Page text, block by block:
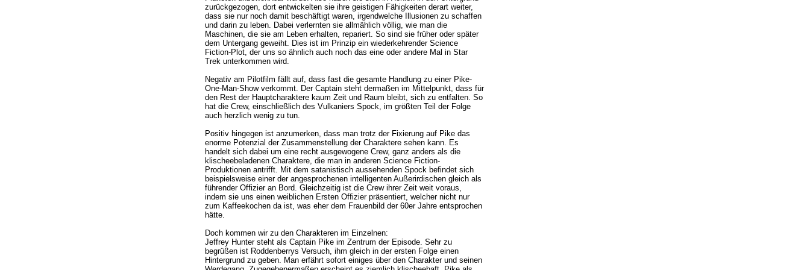
zurückgezogen, dort entwickelten sie ihre geistigen Fähigkeiten derart weiter,
dass sie nur noch damit beschäftigt waren, irgendwelche Illusionen zu schaffen
und darin zu leben. Dabei verlernten sie allmählich völlig, wie man die
Maschinen, die sie am Leben erhalten, repariert. So sind sie früher oder später
dem Untergang geweiht. Dies ist im Prinzip ein wiederkehrender Science
Fiction-Plot, der uns so ähnlich auch noch das eine oder andere Mal in Star
Trek unterkommen wird.
Negativ am Pilotfilm fällt auf, dass fast die gesamte Handlung zu einer Pike-
One-Man-Show verkommt. Der Captain steht dermaßen im Mittelpunkt, dass für
den Rest der Hauptcharaktere kaum Zeit und Raum bleibt, sich zu entfalten. So
hat die Crew, einschließlich des Vulkaniers Spock, im größten Teil der Folge
auch herzlich wenig zu tun.
Positiv hingegen ist anzumerken, dass man trotz der Fixierung auf Pike das
enorme Potenzial der Zusammenstellung der Charaktere sehen kann. Es
handelt sich dabei um eine recht ausgewogene Crew, ganz anders als die
klischeebeladenen Charaktere, die man in anderen Science Fiction-
Produktionen antrifft. Mit dem satanistisch aussehenden Spock befindet sich
beispielsweise einer der angesprochenen intelligenten Außerirdischen gleich als
führender Offizier an Bord. Gleichzeitig ist die Crew ihrer Zeit weit voraus,
indem sie uns einen weiblichen Ersten Offizier präsentiert, welcher nicht nur
zum Kaffeekochen da ist, was eher dem Frauenbild der 60er Jahre entsprochen
hätte.
Doch kommen wir zu den Charakteren im Einzelnen:
Jeffrey Hunter steht als Captain Pike im Zentrum der Episode. Sehr zu
begrüßen ist Roddenberrys Versuch, ihm gleich in der ersten Folge einen
Hintergrund zu geben. Man erfährt sofort einiges über den Charakter und seinen